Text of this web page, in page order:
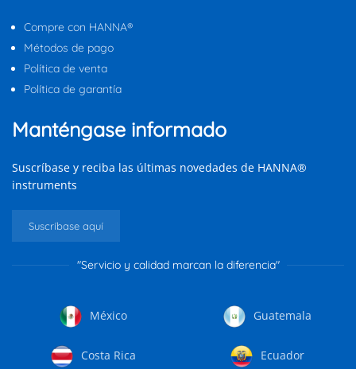
Compre con HANNA®
Métodos de pago
Política de venta
Política de garantía
Manténgase informado
Suscríbase y reciba las últimas novedades de HANNA®
instruments
Suscríbase aquí
"Servicio y calidad marcan la diferencia"
México Guatemala
Costa Rica Ecuador